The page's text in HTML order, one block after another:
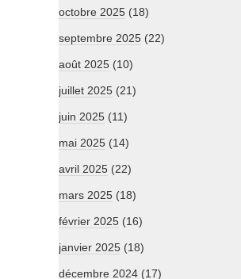
octobre 2025 (18)
septembre 2025 (22)
août 2025 (10)
juillet 2025 (21)
juin 2025 (11)
mai 2025 (14)
avril 2025 (22)
mars 2025 (18)
février 2025 (16)
janvier 2025 (18)
décembre 2024 (17)